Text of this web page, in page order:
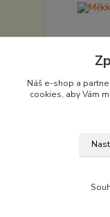
/ks
bez
Náš e-shop a
cookies, aby Vám